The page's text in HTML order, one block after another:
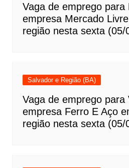
Vaga de emprego para
empresa Mercado
região nesta sexta (05/
Salvador e Região (BA)
Vaga de emprego para
empresa Ferro E Aço
região nesta sexta (05/